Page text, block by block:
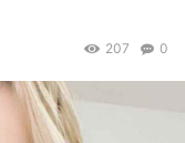
0
207